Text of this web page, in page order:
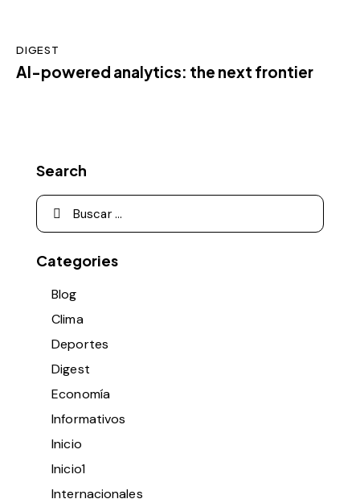
DIGEST
AI-powered analytics: the next frontier
Search
Categories
Blog
Clima
Deportes
Digest
Economía
Informativos
Inicio
Inicio1
Internacionales